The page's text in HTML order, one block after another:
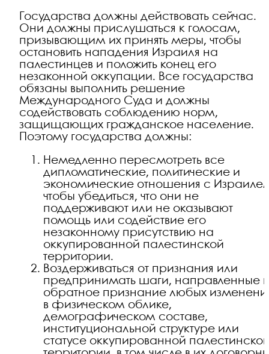
Государства должны действовать сейчас.
Они должны прислушаться к голосам,
призывающим их принять меры, чтобы
остановить нападения Израиля на
палестинцев и положить конец его
незаконной оккупации. Все государства
обязаны выполнить решение
Международного Суда и должны
содействовать соблюдению норм,
защищающих гражданское население.
Поэтому государства должны:
Немедленно пересмотреть все
дипломатические, политические и
экономические отношения с
чтобы убедиться, что они не
поддерживают или не оказывают
помощь или содействие его
незаконному присутствию на
оккупированной палестинской
территории.
Воздерживаться от признания или
предпринимать шаги, направленные
обратное признание любых
в физическом облике,
демографическом составе,
институциональной структуре или
статусе оккупированной